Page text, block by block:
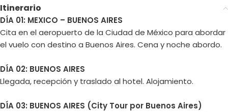
Itinerario
DÍA 01: MEXICO – BUENOS AIRES
Cita en el aeropuerto de la Ciudad de México para abordar
el vuelo con destino a Buenos Aires. Cena y noche abordo.
DÍA 02: BUENOS AIRES
Llegada, recepción y traslado al hotel. Alojamiento.
DÍA 03: BUENOS AIRES (City Tour por Buenos Aires)